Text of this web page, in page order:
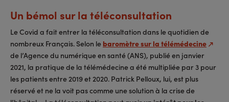
Un bémol sur la téléconsultation
Le Covid a fait entrer la téléconsultation dans le quotidien de
nombreux Français. Selon le baromètre sur la télémédecine
de l’Agence du numérique en santé (ANS), publié en janvier
2021, la pratique de la télémédecine a été multipliée par 3 pour
les patients entre 2019 et 2020. Patrick Pelloux, lui, est plus
réservé et ne la voit pas comme une solution à la crise de